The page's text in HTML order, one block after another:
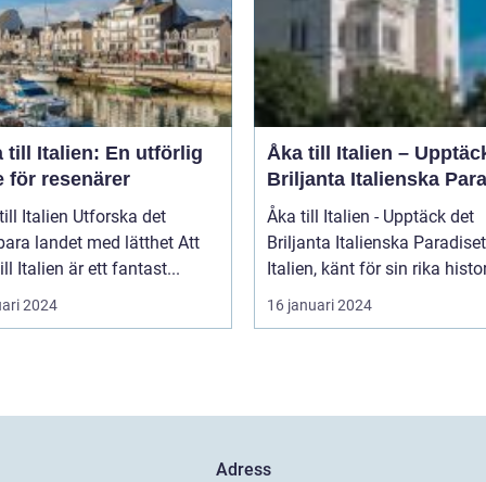
till Italien: En utförlig
för resenärer
Utforska det
landet med lätthet Att
Italien är ett fantast...
2024
Åka till Italien –
Briljanta Italienska
Åka till Italien - Upptäck det
Briljanta Italienska Paradiset
Italien, känt för sin rika
16 januari 2024
Adress